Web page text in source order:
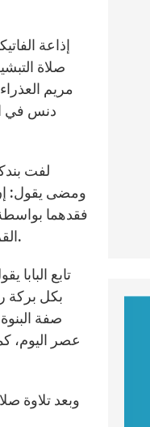
صلاة
مريم
لفت
ومضى يقول: إن
فقدهما
القرن الثاني تكرم الكنيسة في الشرق والغرب العذراء مريم التي وبواسطة كلمة “نعم” قرّبت السماء من الأرض.
تابع البابا
بكل بركة
صفة
عصر اليوم،
وبعد تلاوة